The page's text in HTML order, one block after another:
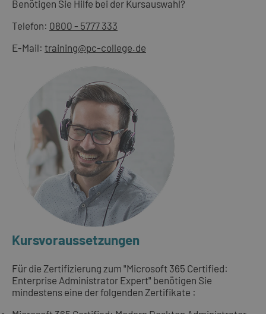
Benötigen Sie Hilfe bei der Kursauswahl?
Telefon: 0800 - 5777 333
E-Mail: training@pc-college.de
Kursvoraussetzungen
Für die Zertifizierung zum "Microsoft 365 Certified:
Enterprise Administrator Expert" benötigen Sie
mindestens eine der folgenden Zertifikate :